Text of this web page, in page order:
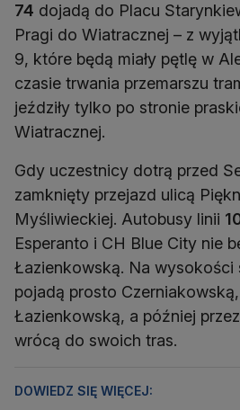
74 dojadą do Placu
Pragi do Wiatracznej – z
9, które będą miały pętlę w
czasie trwania przemarszu
jeździły tylko po stronie
Wiatracznej.
Gdy uczestnicy dotrą przed
zamknięty przejazd ulicą
Myśliwieckiej. Autobusy linii
Esperanto i CH Blue City nie
Łazienkowską. Na wysokości
pojadą prosto
Łazienkowską, a później
wrócą do swoich tras.
DOWIEDZ SIĘ WIĘCEJ: